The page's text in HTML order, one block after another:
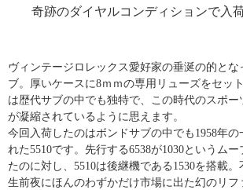
奇跡のダイヤルコンディションで入
ヴィンテージロレックス愛好家の垂涎の的と
ブ。厚いケースに8ｍｍの専用リューズをセッ
は歴代サブの中でも独特で、この時代のスポー
が凝縮されているように思えます。
今回入荷したのはボンドサブの中でも1958年の
れた5510です。先行する6538が1030というム
たのに対し、5510は後継機である1530を搭載。
生前夜にほんのわずかだけ市場に出た幻のリフ